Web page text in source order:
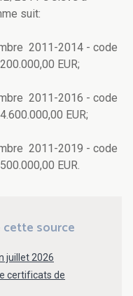
suit:
2011-2014 - code
EUR;
2011-2016 - code
EUR;
2011-2019 - code
EUR.
cette source
juillet 2026
certificats de